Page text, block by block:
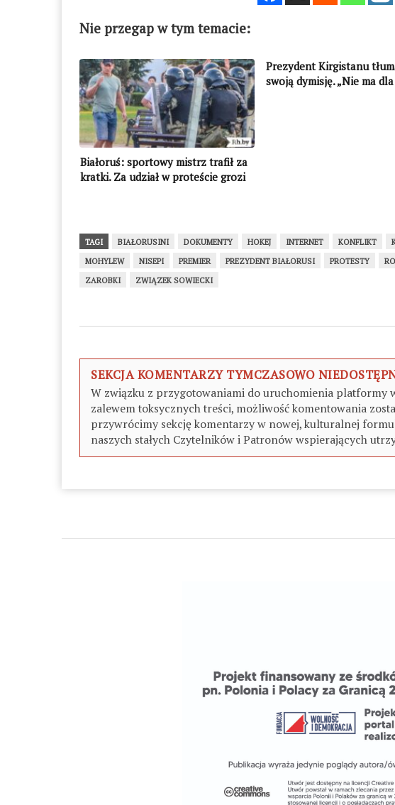
Nie przegap w tym temacie:
Białoruś: sportowy mistrz trafił za
kratki. Za udział w proteście grozi
Prezydent Kirgistanu
swoją dymisję. „Nie ma
TAGI BIAŁORUSINI DOKUMENTY HOKEJ INTERNET KONFLIKT
MOHYLEW
NISEPI PREMIER PREZYDENT BIAŁORUSI PROTESTY
ZAROBKI
ZWIĄZEK SOWIECKI
SEKCJA KOMENTARZY TYMCZASOWO
W związku z przygotowaniami do uruchomienia platformy
zalewem toksycznych treści, możliwość komentowania
przywrócimy sekcję komentarzy w nowej, kulturalnej
naszych stałych Czytelników i Patronów wspierających